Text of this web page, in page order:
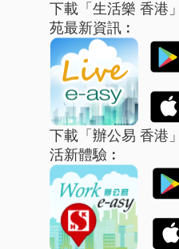
下載「生活樂 香港
苑最新資訊︰
下載「辦公易 香港
活新體驗︰